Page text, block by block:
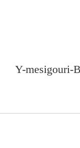
Y-mesigouri-